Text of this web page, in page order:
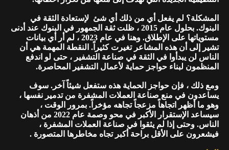
المشكلة؟ لم يفعل أي من ذلك أي شئ لإستعادة الثقة في
البنوك. بحلول عام 2015 ، ظلت ثقة الجمهور في البنوك عند أدنى
مستوياتها على الإطلاق. وهنا في عام 2023 ، لم أر أي بيانات
تشير إلى أن هذه المشاعر تغيرت كثيراً. النقطة المهمة هي أن
الناس لن يبدأوا في الثقة في صناعة التشفير ، حتى لو اندفع
المنظمون لبناء حواجز حماية لأعمال التشفير المحاصرة.
ومع ذلك ، فإن حواجز الحماية هذه ستفعل شيئاً آخر. سوف
يساعدون في منع صناعة العملات المشفرة من تدمير نفسها ،
وهو ما أظهر اتجاهاً مزعجاً تجاهه مؤخراً. بمرور الوقت ،
سيساعد الإستقرار الأكبر في محو وصمة عام 2022 من أذهان
الناس. وحتى إذا لم يثقوا في صناعة العملات المشفرة ،
فيشعرون على الأقل براحة أكبر تجاه مخاطرها المتصورة .